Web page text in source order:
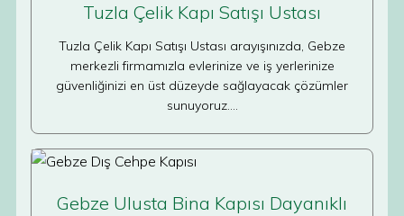
Tuzla Çelik Kapı Satışı Ustası
Tuzla Çelik Kapı Satışı Ustası arayışınızda, Gebze
merkezli firmamızla evlerinize ve iş yerlerinize
güvenliğinizi en üst düzeyde sağlayacak çözümler
sunuyoruz.…
Gebze Ulusta Bina Kapısı Dayanıklı